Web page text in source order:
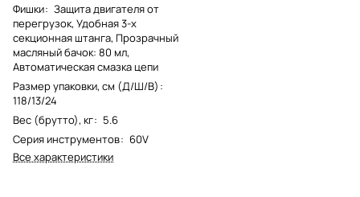
Фишки: Защита двигателя от
перегрузок, Удобная 3-х
секционная штанга, Прозрачный
масляный бачок: 80 мл,
Автоматическая смазка цепи
Размер упаковки, см (Д/Ш/В) :
118/13/24
Вес (брутто), кг: 5.6
Серия инструментов: 60V
Все характеристики